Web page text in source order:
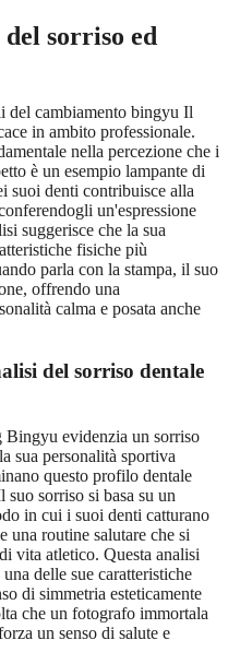
sorriso ed
del cambiamento bingyu Il
in ambito professionale.
nella percezione che i
è un esempio lampante di
suoi denti contribuisce alla
un'espressione
suggerisce che la sua
fisiche più
parla con la stampa, il suo
offrendo una
calma e posata anche
del sorriso dentale
Bingyu evidenzia un sorriso
sua personalità sportiva
questo profilo dentale
sorriso si basa su un
in cui i suoi denti catturano
una routine salutare che si
vita atletico. Questa analisi
delle sue caratteristiche
di simmetria esteticamente
che un fotografo immortala
un senso di salute e